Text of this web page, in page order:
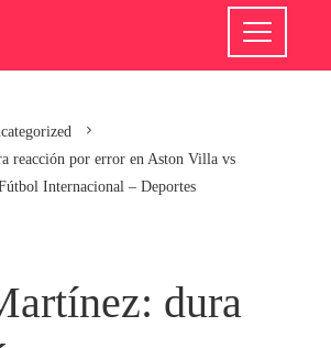
reacción por error en Aston Villa vs
Internacional – Deportes
dura